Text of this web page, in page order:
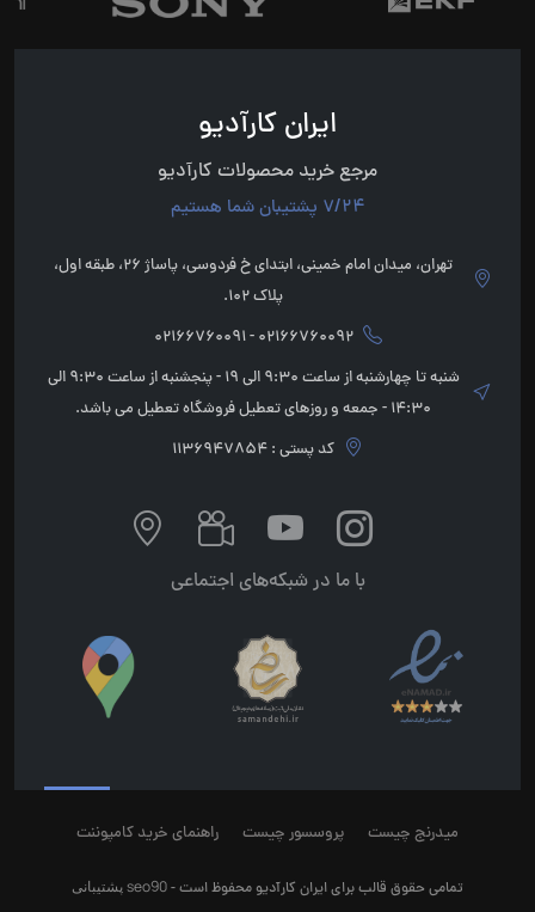
ایران کارآدیو
مرجع خرید محصولات کارآدیو
7/24 پشتیبان شما هستیم
تهران، میدان امام خمینی، ابتدای خ فردوسی، پاساژ 26، طبقه اول،
پلاک 102.
02166760092 - 02166760091
شنبه تا چهارشنبه از ساعت 9:30 الی 19 - پنجشنبه از ساعت 9:30 الی
14:30 - جمعه و روزهای تعطیل فروشگاه تعطیل می باشد.
کد پستی : 1136947854
با ما در شبکه‌های اجتماعی
میدرنج چیست پروسسور چیست راهنمای خرید کامپوننت
تمامی حقوق قالب برای ایران کارآدیو محفوظ است -seo90پشتیبانی